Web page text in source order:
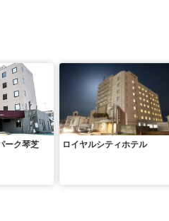
ーク琴芝 ロイヤルシティホテル